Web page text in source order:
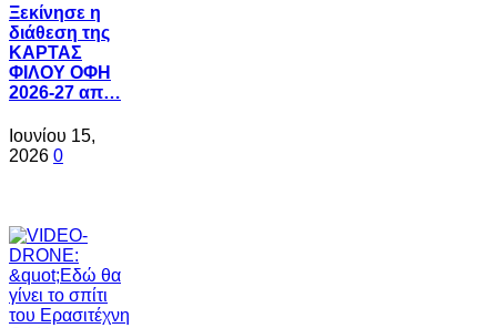
Ξεκίνησε η
διάθεση της
ΚΑΡΤΑΣ
ΦΙΛΟΥ ΟΦΗ
2026-27 απ…
Ιουνίου 15,
2026 0